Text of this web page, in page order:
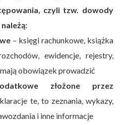
czyli tzw. dowody
– księgi rachunkowe, książka
ewidencje, rejestry,
obowiązek prowadzić
złożone przez
te, to zeznania, wykazy,
i inne informacje